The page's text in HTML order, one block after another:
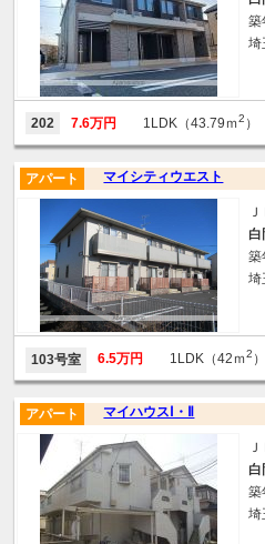
築
埼
202 7.6万円 1LDK（43.79ｍ2 ）
マイシティウエスト
アパート
白
築
埼
103号室 6.5万円 1LDK（42ｍ2 ）
マイハウスⅠ・Ⅱ
アパート
白
築
埼